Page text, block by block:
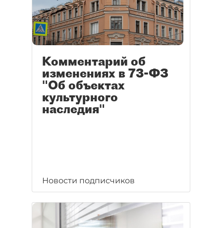
Комментарий об
изменениях в 73-ФЗ
"Об объектах
культурного
наследия"
Новости подписчиков